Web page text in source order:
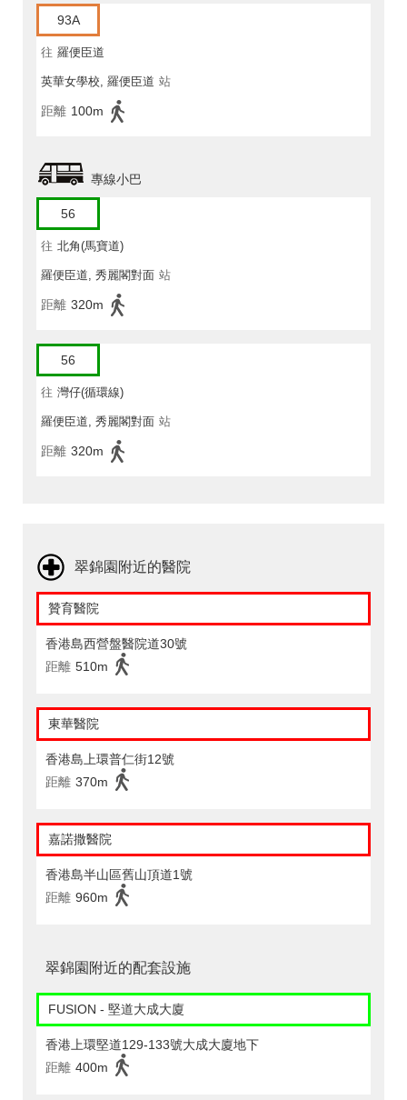
93A
往 羅便臣道
英華女學校, 羅便臣道 站
距離 100m
專線小巴
56
往 北角(馬寶道)
羅便臣道, 秀麗閣對面 站
距離 320m
56
往 灣仔(循環線)
羅便臣道, 秀麗閣對面 站
距離 320m
翠錦園附近的醫院
贊育醫院
香港島西營盤醫院道30號
距離 510m
東華醫院
香港島上環普仁街12號
距離 370m
嘉諾撒醫院
香港島半山區舊山頂道1號
距離 960m
翠錦園附近的配套設施
FUSION - 堅道大成大廈
香港上環堅道129-133號大成大廈地下
距離 400m